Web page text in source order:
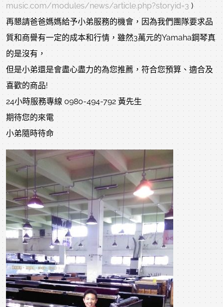
music.com/modules/news/article.php?storyid=3 )
再懇請爸爸媽媽給予小弟服務的機會，因為我們團隊要求品
質和商譽有一定的成本和行情，雖然3萬元的Yamaha鋼琴真
的是沒有，
但是小弟還是會盡心盡力的為您推薦，符合您預算、適合及
喜歡的商品!
24小時服務專線 0980-494-792 黃先生
期待您的來電
小弟隨時待命